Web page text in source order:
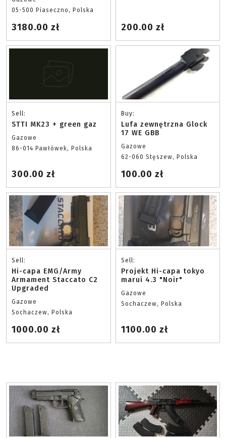
05-500 Piaseczno, Polska
3180.00 zł 200.00 zł
Sell:
STTI MK23 + green gaz
Gazowe
86-014 Pawłówek, Polska
300.00 zł
Buy:
Lufa zewnętrzna Glock
17 WE GBB
Gazowe
62-060 Stęszew, Polska
100.00 zł
Sell:
Hi-capa EMG/Army
Armament Staccato C2
Upgraded
Gazowe
Sochaczew, Polska
1000.00 zł
Sell:
Projekt Hi-capa tokyo
marui 4.3 "Noir"
Gazowe
Sochaczew, Polska
1100.00 zł